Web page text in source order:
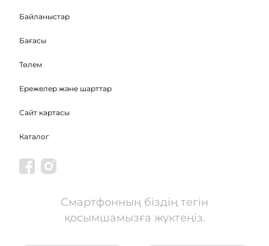
Байланыстар
Бағасы
Төлем
Ережелер және шарттар
Сайт картасы
Каталог
Смартфонның біздің тегін
қосымшамызға жүктеңіз.